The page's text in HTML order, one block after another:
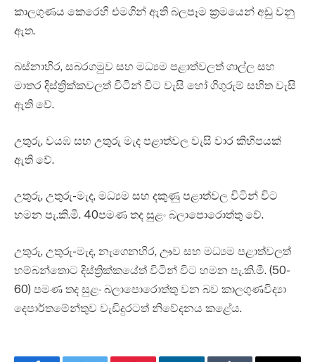
කාලගුණය කෙරෙහි එමගින් ඇති බලපෑම ක්‍රමයෙන් අඩු වනු
ඇත.
බස්නාහිර, සබරගමුව සහ මධ්‍යම පළාත්වලත් ගාල්ල සහ
මාතර දිස්ත්‍රික්කවලත් විටින් විට වැසි හෝ ගිගුරුම් සහිත වැසි
ඇති වේ.
උතුරු, වයඹ සහ උතුරු මැද පළාත්වල වැසි වාර කිහිපයක්
ඇති වේ.
උතුරු, උතුරු-මැද, මධ්‍යම සහ දකුණු පළාත්වල විටින් විට
හමන පැ.කි.මී. 40පමණ තද සුළං බලාපොරොත්තු වේ.
උතුරු, උතුරු-මැද, නැගෙනහිර, ඌව සහ මධ්‍යම පළාත්වලත්
හම්බන්තොට දිස්ත්‍රික්කයේත් විටින් විට හමන පැ.කි.මී. (50-
60) පමණ තද සුළං බලාපොරොත්තු වන බව කාලගුණවිද්‍යා
දෙපාර්තමේන්තුව වැඩිදුරටත් නිවේදනය කළේය.